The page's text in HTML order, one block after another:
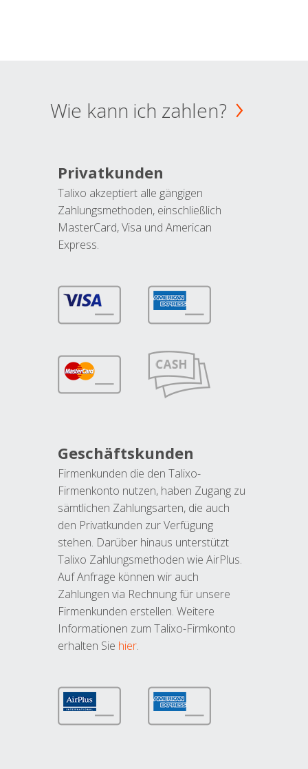
Wie kann ich zahlen?
Privatkunden
Talixo akzeptiert alle gängigen
Zahlungsmethoden, einschließlich
MasterCard, Visa und American
Express.
Geschäftskunden
Firmenkunden die den Talixo-
Firmenkonto nutzen, haben Zugang zu
sämtlichen Zahlungsarten, die auch
den Privatkunden zur Verfügung
stehen. Darüber hinaus unterstützt
Talixo Zahlungsmethoden wie AirPlus.
Auf Anfrage können wir auch
Zahlungen via Rechnung für unsere
Firmenkunden erstellen. Weitere
Informationen zum Talixo-Firmkonto
erhalten Sie hier.